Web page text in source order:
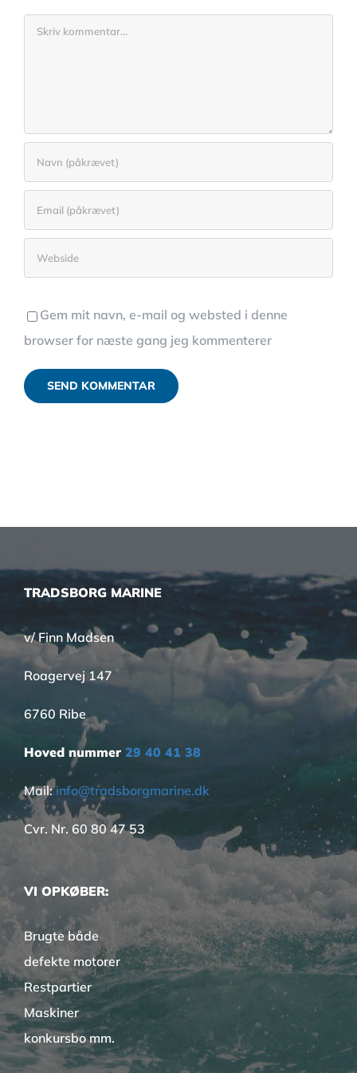
Comment
Gem mit navn, e-mail og websted i denne
browser for næste gang jeg kommenterer
TRADSBORG MARINE
v/ Finn Madsen
Roagervej 147
6760 Ribe
Hoved nummer 29 40 41 38
Mail:info@tradsborgmarine.dk
Cvr. Nr. 60 80 47 53
VI OPKØBER:
Brugte både
defekte motorer
Restpartier
Maskiner
konkursbo mm.